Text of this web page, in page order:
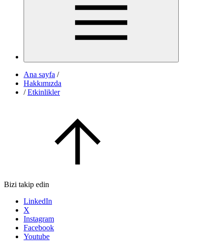
Ana sayfa /
Hakkımızda
/ Etkinlikler
Bizi takip edin
LinkedIn
X
Instagram
Facebook
Youtube